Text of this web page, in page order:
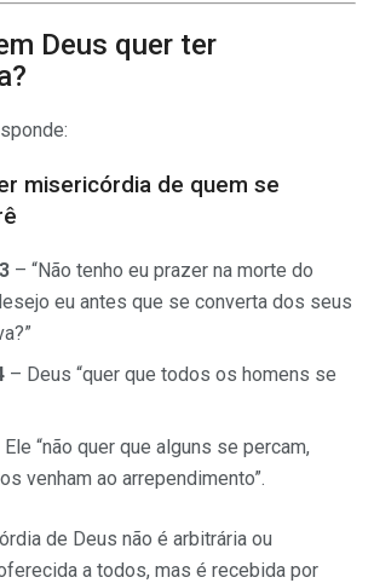
Deus quer ter
misericórdia de quem se
– “Não tenho eu prazer na morte do
eu antes que se converta dos seus
– Deus “quer que todos os homens se
Ele “não quer que alguns se percam,
venham ao arrependimento”.
de Deus não é arbitrária ou
a todos, mas é recebida por